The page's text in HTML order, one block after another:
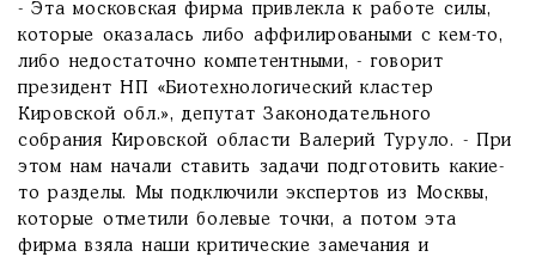
- Эта московская фирма привлекла к работе силы,
которые оказалась либо аффилироваными с кем-то,
либо недостаточно компетентными, - говорит
президент НП «Биотехнологический кластер
Кировской обл.», депутат Законодательного
собрания Кировской области Валерий Туруло. - При
этом нам начали ставить задачи подготовить какие-
то разделы. Мы подключили экспертов из Москвы,
которые отметили болевые точки, а потом эта
фирма взяла наши критические замечания и